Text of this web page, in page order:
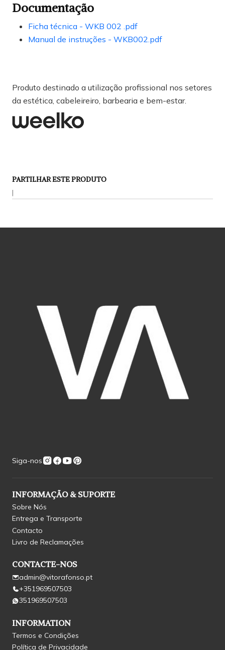
Documentação
Ficha técnica - WKB 002 .pdf
Manual de instruções - WKB002.pdf
Produto destinado a utilização profissional nos setores
da estética, cabeleireiro, barbearia e bem-estar.
PARTILHAR ESTE PRODUTO
|
Siga-nos
INFORMAÇÃO & SUPORTE
Sobre Nós
Entrega e Transporte
Contacto
Livro de Reclamações
CONTACTE-NOS
admin@vitorafonso.pt
+351969507503
351969507503
INFORMATION
Termos e Condições
Política de Privacidade